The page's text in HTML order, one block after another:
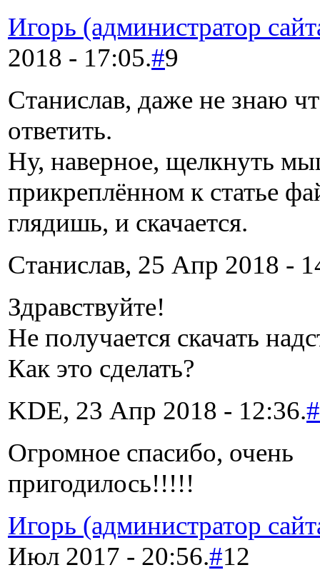
Игорь (администратор
2018 - 17:05.#9
Станислав, даже не знаю
ответить.
Ну, наверное, щелкнуть
прикреплённом к статье
глядишь, и скачается.
Станислав, 25 Апр 2018 -
Здравствуйте!
Не получается скачать
Как это сделать?
KDE, 23 Апр 2018 - 12:36.#
Огромное спасибо, очень
пригодилось!!!!!
Игорь (администратор
Июл 2017 - 20:56.#12